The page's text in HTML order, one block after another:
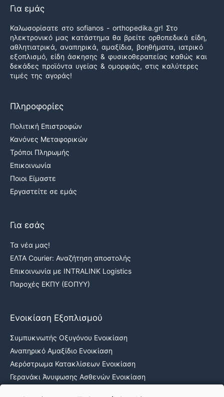
Για εμάς
Καλωσορίσατε στο sofianos - orthopedika.gr! Στο
ηλεκτρονικό μας κατάστημα θα βρείτε ορθοπεδικά είδη,
αθλητιατρικά, αναπηρικά, αμαξίδια, βοηθήματα, ιατρικό
εξοπλισμό, είδη άσκησης & φυσικοθεραπείας καθώς και
δεκάδες προϊόντα υγείας & ομορφιάς, στις καλύτερες
τιμές της αγοράς!
Πληροφορίες
Πολιτική Επιστροφών
Κανόνες Μεταφορικών
Τρόποι Πληρωμής
Επικοινωνία
Ποιοι Είμαστε
Εργαστείτε σε εμάς
Για εσάς
Τα νέα μας!
ΕΛΤΑ Courier: Αναζήτηση αποστολής
Επικοινωνία με INTRALINK Logistics
Παροχές ΕΚΠΥ (ΕΟΠΥΥ)
Ενοικίαση Εξοπλισμού
Συμπυκνωτής Οξυγόνου Ενοικίαση
Αναπηρικό Αμαξίδιο Ενοικίαση
Αερόστρωμα Κατακλίσεων Ενοικίαση
Γερανάκι Άνυψωσης Ασθενών Ενοικίαση